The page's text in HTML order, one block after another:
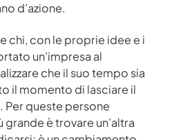
d’azione.
chi, con le proprie idee e i
un’impresa al
che il suo tempo sia
il momento di lasciare il
Per queste persone
è trovare un’altra